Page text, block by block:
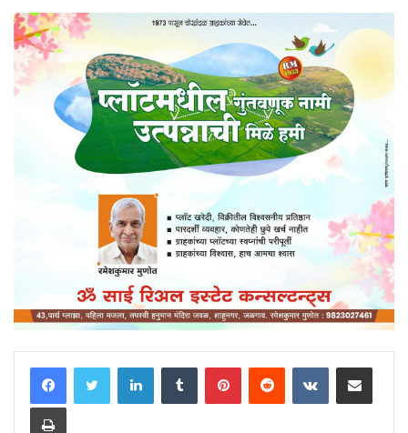
LinkedInTumblr PinterestReddit VKontakteShare via Email
Print